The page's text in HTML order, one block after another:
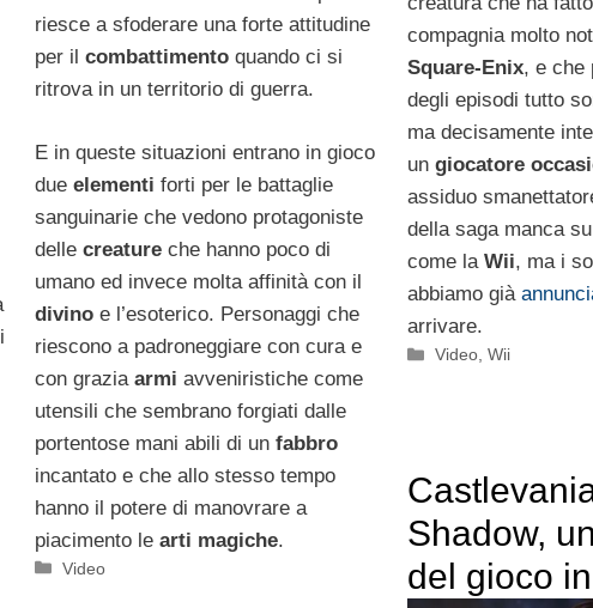
riesce a sfoderare una forte attitudine
per il combattimento quando ci si
ritrova in un territorio di guerra.
E in queste situazioni entrano in gioco
due elementi forti per le battaglie
sanguinarie che vedono protagoniste
delle creature che hanno poco di
umano ed invece molta affinità con il
divino e l’esoterico. Personaggi che
riescono a padroneggiare con cura e
con grazia armi avveniristiche come
utensili che sembrano forgiati dalle
portentose mani abili di un fabbro
incantato e che allo stesso tempo
hanno il potere di manovrare a
piacimento le arti magiche.
Categorie
Video
compagnia molto
Square-Enix, e che
degli episodi tutto
ma decisamente
un giocatore
assiduo
della saga manca
come la Wii, ma i
abbiamo già
arrivare.
Categorie
Video,Wii
Shadow,
del gioco